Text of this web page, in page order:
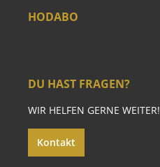
HODABO
DU HAST FRAGEN?
WIR HELFEN GERNE WEITER!
Kontakt